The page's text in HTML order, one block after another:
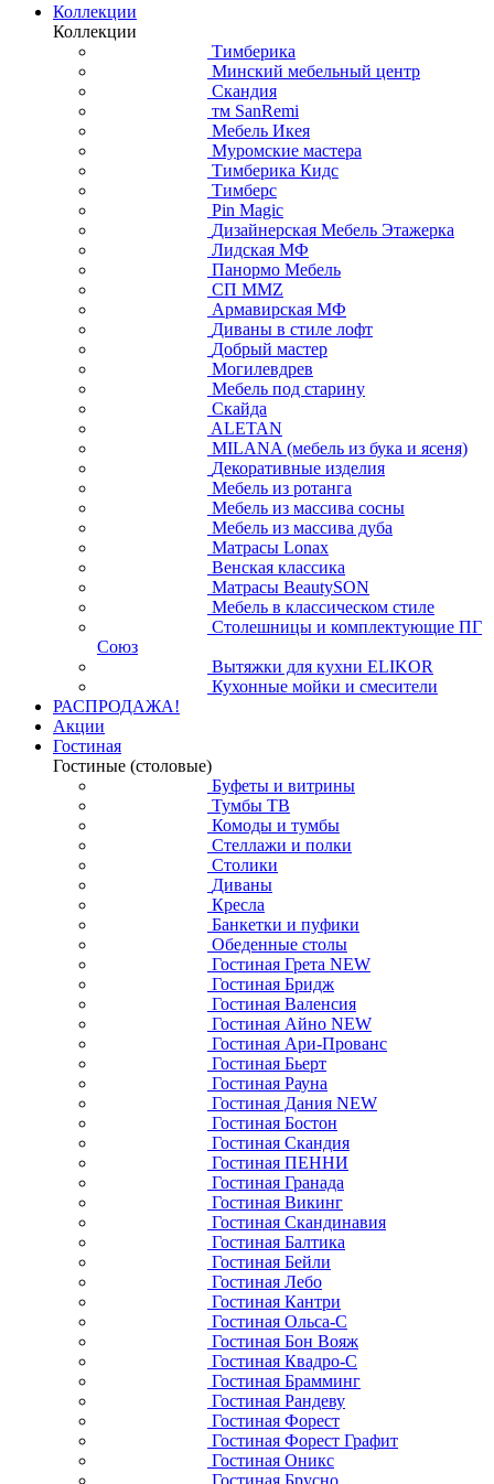
Коллекции
Коллекции
Тимберика
Минский мебельный центр
Скандия
тм SanRemi
Мебель Икея
Муромские мастера
Тимберика Кидс
Тимберс
Pin Magic
Дизайнерская Мебель Этажерка
Лидская МФ
Панормо Мебель
СП ММZ
Армавирская МФ
Диваны в стиле лофт
Добрый мастер
Могилевдрев
Мебель под старину
Скайда
ALETAN
MILANA (мебель из бука и ясеня)
Декоративные изделия
Мебель из ротанга
Мебель из массива сосны
Мебель из массива дуба
Матрасы Lonax
Венская классика
Матрасы BeautySON
Мебель в классическом стиле
Столешницы и комплектующие ПГ
Союз
Вытяжки для кухни ELIKOR
Кухонные мойки и смесители
РАСПРОДАЖА!
Акции
Гостиная
Гостиные (столовые)
Буфеты и витрины
Тумбы ТВ
Комоды и тумбы
Стеллажи и полки
Столики
Диваны
Кресла
Банкетки и пуфики
Обеденные столы
Гостиная Грета NEW
Гостиная Бридж
Гостиная Валенсия
Гостиная Айно NEW
Гостиная Ари-Прованс
Гостиная Бьерт
Гостиная Рауна
Гостиная Дания NEW
Гостиная Бостон
Гостиная Скандия
Гостиная ПЕННИ
Гостиная Гранада
Гостиная Викинг
Гостиная Скандинавия
Гостиная Балтика
Гостиная Бейли
Гостиная Лебо
Гостиная Кантри
Гостиная Ольса-С
Гостиная Бон Вояж
Гостиная Квадро-С
Гостиная Брамминг
Гостиная Рандеву
Гостиная Форест
Гостиная Форест Графит
Гостиная Оникс
Гостиная Брусно